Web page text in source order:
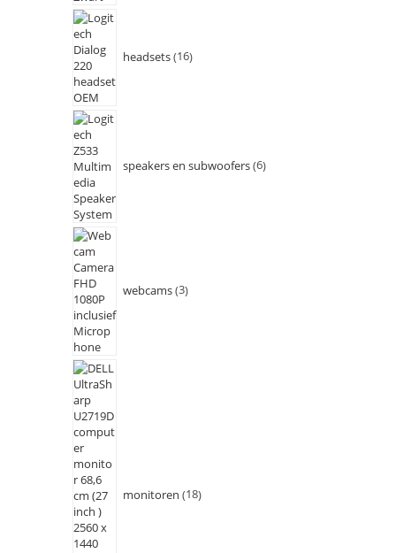
headsets 16
speakers en subwoofers 6
webcams 3
monitoren 18